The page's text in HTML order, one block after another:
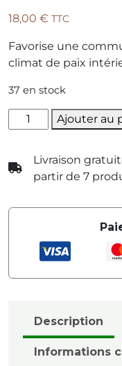
18,00 € TTC
Favorise une
climat de paix
37 en stock
quantité
de
Zélia
Ajouter au
Livraison
partir de 7
Description
Informations